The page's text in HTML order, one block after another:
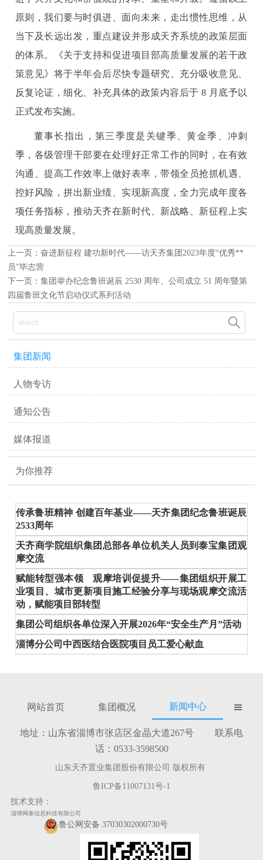
原则，我们要与时俱进、面向未来，走出惯性思维，从
当下及长远出发，重点建设并形成天齐系统的政策层面
的体系。《关于支持和促进项目部高质量发展的若干政
策意见》将于半年会后尽快专题研究、充分吸收意见、
反复论证，细化、补充具体的政策内容后于 8 月底予以
正式发布实施。
董事长指出，第三季度是关键季、黄金季、冲刺
季，各级管理干部要在处理好正常工作的同时，在有效
沟通、提高工作效率上做好表率，带领全员抢抓机遇、
控好风险，拼出新业绩、实现新高度，全力完成年度各
项任务指标，推动天齐在新时代、新战略、新征程上实
现高质量发展。
上一页：奋进新征程 建功新时代——访天齐集团2023年度“优秀**
员”毕志营
下一页：集团举办纪念鲁班诞辰 2530 周年、公司成立 51 周年暨第
四届鲁班文化节启动仪式系列活动

集团新闻
人物专访
通知公告
媒体报道
为你推荐
传承鲁班精神 创建百年基业——天齐集团纪念鲁班诞辰
2533周年
天齐商学院组织集团总部各单位机关人员到泰宝集团观
摩交流
赋能转型强本领 观摩培训促提升——集团组织开展工
业项目、城市更新项目施工经验分享与现场观摩交流活
动，赋能项目部转型
集团公司组织各单位深入开展2026年“安全生产月”活动
淄博分公司中西医结合医院项目员工爱心献血
网站首页 集团概况 新闻中心 
地址：山东省淄博市张店区金晶大道267号 联系电
话：0533-3598500
山东天齐置业集团股份有限公司 版权所有
鲁ICP备11007131号-1
技术支持：
淄博网泰信息科技有限公司
鲁公网安备 37030302000730号